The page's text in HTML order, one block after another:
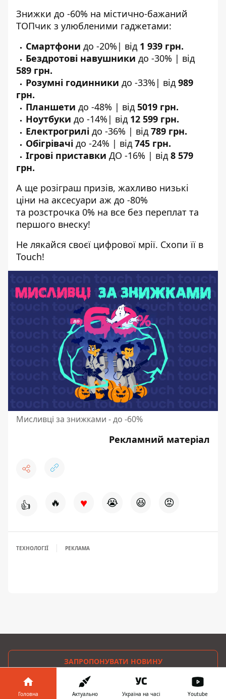
Знижки до -60% на містично-бажаний
ТОПчик з улюбленими гаджетами:
Смартфони до -20%| від 1 939 грн.
Бездротові навушники до -30% | від
589 грн.
Розумні годинники до -33%| від 989
грн.
Планшети до -48% | від 5019 грн.
Ноутбуки до -14%| від 12 599 грн.
Електрогрилі до -36% | від 789 грн.
Обігрівачі до -24% | від 745 грн.
Ігрові приставки ДО -16% | від 8 579
грн.
А ще розіграш призів, жахливо низькі
ціни на аксесуари аж до -80%
та розстрочка 0% на все без переплат та
першого внеску!
Не лякайся своєї цифрової мрії. Схопи її в
Touch!
Мисливці за знижками - до -60%
Рекламний матеріал
👍 🔥 ♥ 😭 😆 😡
ТЕХНОЛОГІЇ РЕКЛАМА
ЗАПРОПОНУВАТИ НОВИНУ
Дніпро
Головна Актуально Україна на часі Youtube